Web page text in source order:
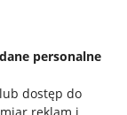
personalne
dostęp do